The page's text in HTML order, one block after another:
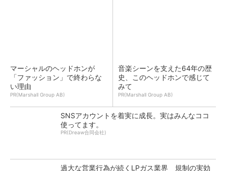
マーシャルのヘッドホンが
「ファッション」で終わらな
い理由
PR(Marshall Group AB)
音楽シーンを支えた64年の歴
史、このヘッドホンで感じて
みて
PR(Marshall Group AB)
SNSアカウントを着実に成長。実はみんなココ
使ってます。
PR(Dreaw合同会社)
過大な営業行為が続くLPガス業界 規制の実効